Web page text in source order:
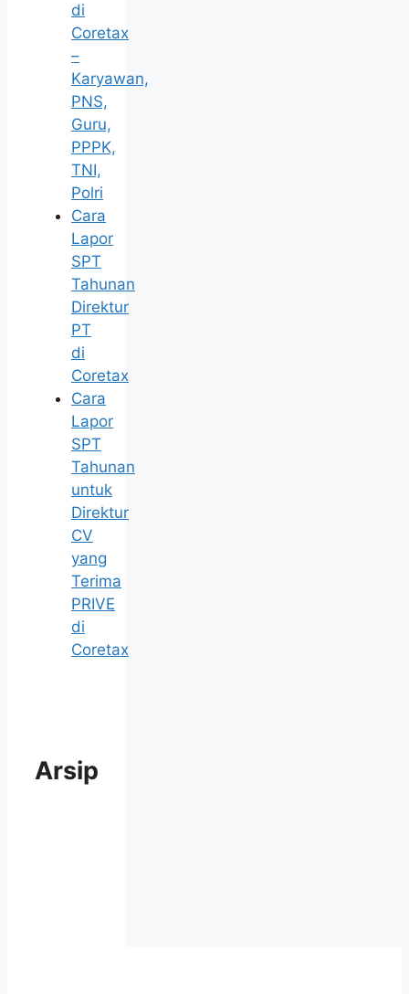
di
Coretax
–
Karyawan,
PNS,
Guru,
PPPK,
TNI,
Polri
Cara
Lapor
SPT
Tahunan
Direktur
PT
di
Coretax
Cara
Lapor
SPT
Tahunan
untuk
Direktur
CV
yang
Terima
PRIVE
di
Coretax
Arsip